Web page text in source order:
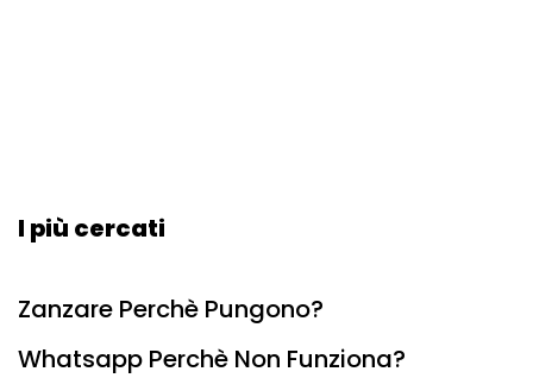
I più cercati
Zanzare Perchè Pungono?
Whatsapp Perchè Non Funziona?